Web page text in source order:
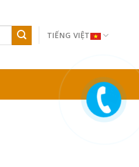
TIẾNG VIỆT